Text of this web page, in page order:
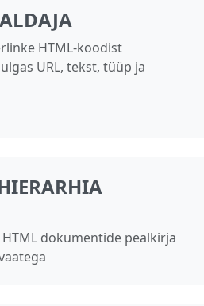
HTML-koodist
URL, tekst, tüüp ja
dokumentide pealkirja